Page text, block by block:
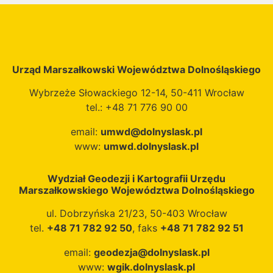
atmosferycznych,
spływu
powierzchniowego i
oraz podsiąku
kapilarnego. Wartość
wodę w glebie
charakteryzowana
wody, który może
być podtrzymany
dzięki tej sile. Bazy
danych składają się z
fizycznogeograficznych
przy uwzględnieniu
zmienności
abiotycznego,
geologiczno-
geomorfologicznego
i hipsometrycznego.
informacji zawartej
terenu, podatności
gatunków gleb na
wymywanie cząstek
gleb oraz roczną
atmosferycznych dla
danego terenu.
względu na skład
gleby oraz mapy
podatności gleb na
deflację ze względu
na rzeźbę terenu i
Urząd Marszałkowski Województwa Dolnośląskiego
Wybrzeże Słowackiego 12-14, 50-411 Wrocław
tel.: +48 71 776 90 00
email: umwd@dolnyslask.pl
www: umwd.dolnyslask.pl
Wydział Geodezji i Kartografii Urzędu
Marszałkowskiego Województwa Dolnośląskiego
ul. Dobrzyńska 21/23, 50-403 Wrocław
tel. +48 71 782 92 50, faks +48 71 782 92 51
email: geodezja@dolnyslask.pl
www: wgik.dolnyslask.pl